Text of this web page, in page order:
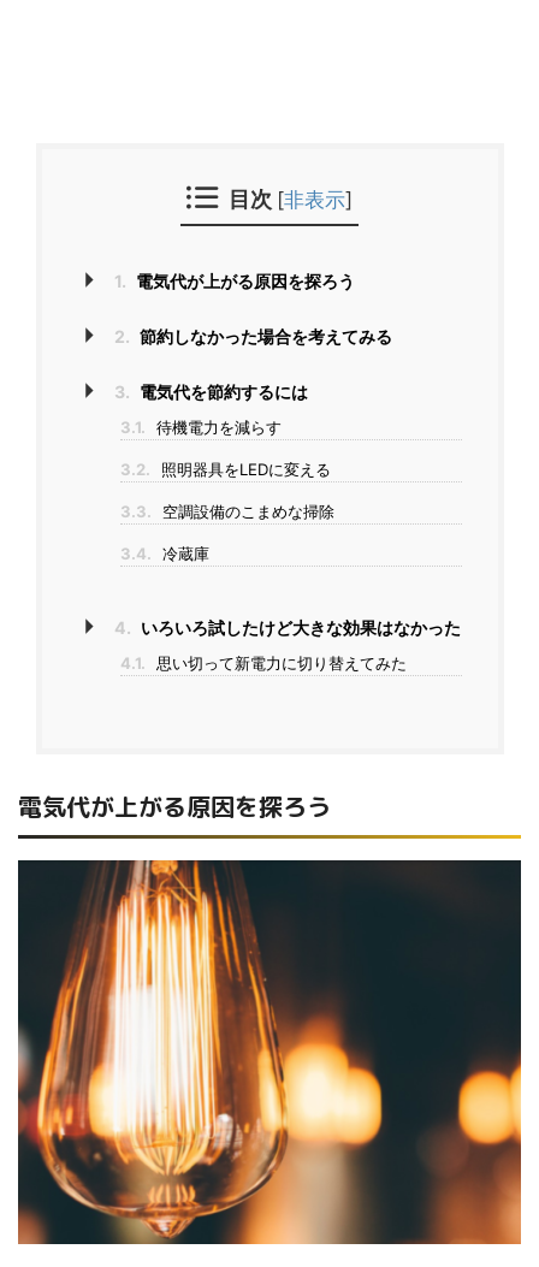
目次 [非表示]
1. 電気代が上がる原因を探ろう
2. 節約しなかった場合を考えてみる
3. 電気代を節約するには
3.1. 待機電力を減らす
3.2. 照明器具をLEDに変える
3.3. 空調設備のこまめな掃除
3.4. 冷蔵庫
4. いろいろ試したけど大きな効果はなかった
4.1. 思い切って新電力に切り替えてみた
電気代が上がる原因を探ろう